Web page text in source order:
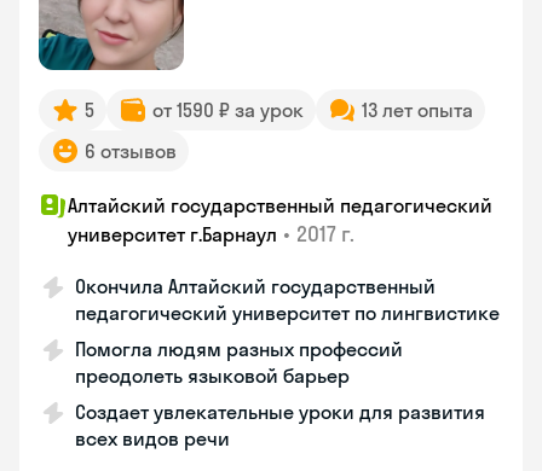
5 от 1590 ₽ за урок
13 лет опыта
6 отзывов
Алтайский государственный педагогический
университет г.Барнаул • 2017 г.
Окончила Алтайский государственный
педагогический университет по лингвистике
Помогла людям разных профессий
преодолеть языковой барьер
Создает увлекательные уроки для развития
всех видов речи